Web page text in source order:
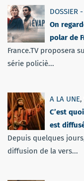
DOSSIER
On
polar de
France.TV proposera
série policiè...
A LA UNE,
C’est
est
Depuis quelques
diffusion de la vers...